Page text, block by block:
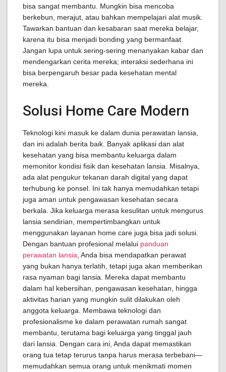
bisa sangat membantu. Mungkin bisa mencoba
berkebun, merajut, atau bahkan mempelajari alat musik.
Tawarkan bantuan dan kesabaran saat mereka belajar,
karena itu bisa menjadi bonding yang bermanfaat.
Jangan lupa untuk sering-sering menanyakan kabar dan
mendengarkan cerita mereka; interaksi sederhana ini
bisa berpengaruh besar pada kesehatan mental
mereka.
Solusi Home Care Modern
Teknologi kini masuk ke dalam dunia perawatan lansia,
dan ini adalah berita baik. Banyak aplikasi dan alat
kesehatan yang bisa membantu keluarga dalam
memonitor kondisi fisik dan kesehatan lansia. Misalnya,
ada alat pengukur tekanan darah digital yang dapat
terhubung ke ponsel. Ini tak hanya memudahkan tetapi
juga aman untuk pengawasan kesehatan secara
berkala. Jika keluarga merasa kesulitan untuk mengurus
lansia sendirian, mempertimbangkan untuk
menggunakan layanan home care juga bisa jadi solusi.
Dengan bantuan profesional melalui panduan
perawatan lansia , Anda bisa mendapatkan perawat
yang bukan hanya terlatih, tetapi juga akan memberikan
rasa nyaman bagi lansia. Mereka dapat membantu
dalam hal kebersihan, pengawasan kesehatan, hingga
aktivitas harian yang mungkin sulit dilakukan oleh
anggota keluarga. Membawa teknologi dan
profesionalisme ke dalam perawatan rumah sangat
membantu, terutama bagi keluarga yang tinggal jauh
dari lansia. Dengan cara ini, Anda dapat memastikan
orang tua tetap terurus tanpa harus merasa terbebani—
memudahkan semua orang untuk menikmati momen